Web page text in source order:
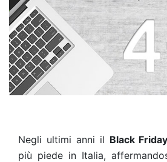
Negli ultimi anni il Black Friday
più piede in Italia,